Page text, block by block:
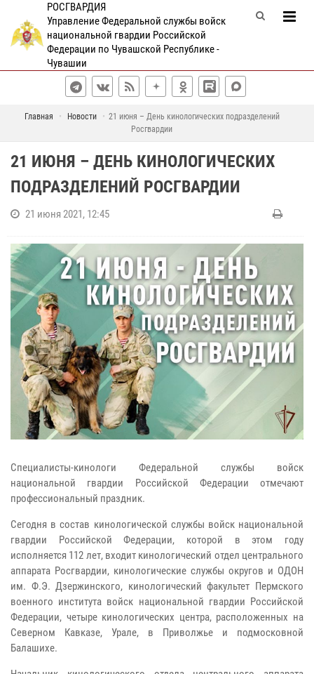
РОСГВАРДИЯ
Управление Федеральной службы войск
национальной гвардии Российской
Федерации по Чувашской Республике -
Чувашии
Главная Новости
21 июня – День кинологических подразделений
Росгвардии
21 ИЮНЯ – ДЕНЬ КИНОЛОГИЧЕСКИХ
ПОДРАЗДЕЛЕНИЙ РОСГВАРДИИ
21 июня 2021, 12:45
Специалисты-кинологи Федеральной службы войск
национальной гвардии Российской Федерации отмечают
профессиональный праздник.
Сегодня в состав кинологической службы войск национальной
гвардии Российской Федерации, которой в этом году
исполняется 112 лет, входит кинологический отдел центрального
аппарата Росгвардии, кинологические службы округов и ОДОН
им. Ф.Э. Дзержинского, кинологический факультет Пермского
военного института войск национальной гвардии Российской
Федерации, четыре кинологических центра, расположенных на
Северном Кавказе, Урале, в Приволжье и подмосковной
Балашихе.